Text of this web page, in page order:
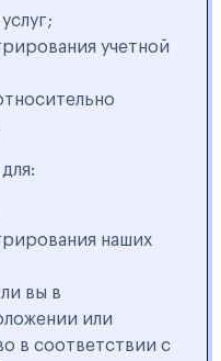
учетной
наших
вы в
или
в соответствии с